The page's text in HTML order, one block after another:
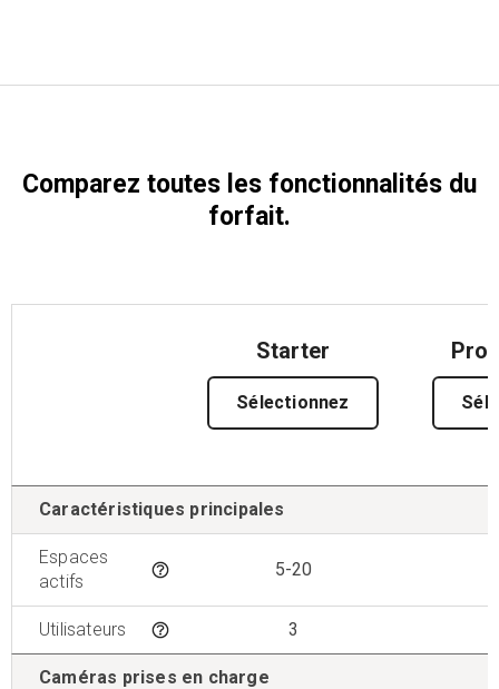
Comparez toutes les fonctionnalités du
forfait.
Starter
Sélectionnez
Caractéristiques principales
Espaces
actifs
Tooltip
5-20
Utilisateurs
Tooltip
3
Caméras prises en charge